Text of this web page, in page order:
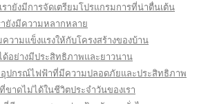
ายังมีการจัดเตรียมโปรแกรมการที่น่าตื่นเต้น
ยังมีความหลากหลาย
วามแข็งแรงให้กับโครงสร้างของบ้าน
อย่างมีประสิทธิภาพและยาวนาน
ปกรณ์ไฟฟ้าที่มีความปลอดภัยและประสิทธิภาพ
ขาดไม่ได้ในชีวิตประจำวันของเรา